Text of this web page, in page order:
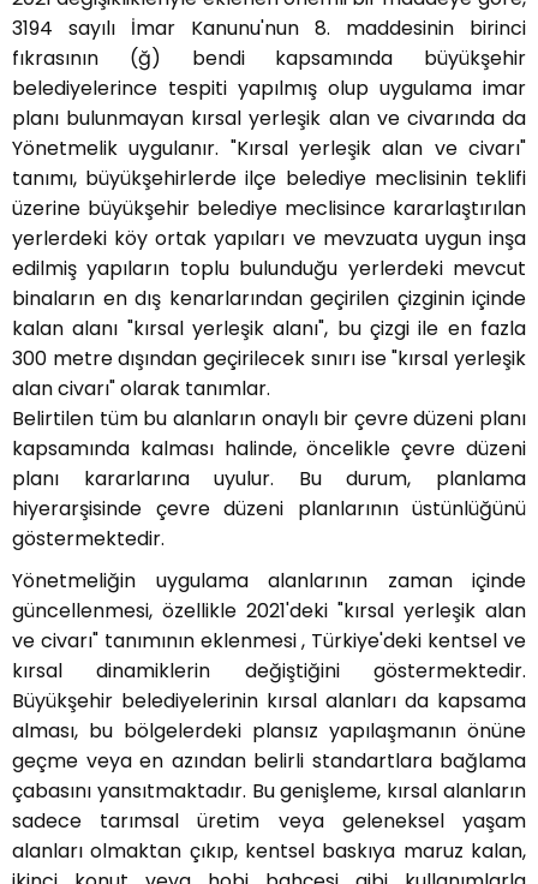
3194 sayılı İmar Kanunu'nun 8. maddesinin birinci
fıkrasının (ğ) bendi kapsamında büyükşehir
belediyelerince tespiti yapılmış olup uygulama imar
planı bulunmayan kırsal yerleşik alan ve civarında da
Yönetmelik uygulanır. "Kırsal yerleşik alan ve civarı"
tanımı, büyükşehirlerde ilçe belediye meclisinin teklifi
üzerine büyükşehir belediye meclisince kararlaştırılan
yerlerdeki köy ortak yapıları ve mevzuata uygun inşa
edilmiş yapıların toplu bulunduğu yerlerdeki mevcut
binaların en dış kenarlarından geçirilen çizginin içinde
kalan alanı "kırsal yerleşik alanı", bu çizgi ile en fazla
300 metre dışından geçirilecek sınırı ise "kırsal yerleşik
alan civarı" olarak tanımlar.
Belirtilen tüm bu alanların onaylı bir çevre düzeni planı
kapsamında kalması halinde, öncelikle çevre düzeni
planı kararlarına uyulur. Bu durum, planlama
hiyerarşisinde çevre düzeni planlarının üstünlüğünü
göstermektedir.
Yönetmeliğin uygulama alanlarının zaman içinde
güncellenmesi, özellikle 2021'deki "kırsal yerleşik alan
ve civarı" tanımının eklenmesi , Türkiye'deki kentsel ve
kırsal dinamiklerin değiştiğini göstermektedir.
Büyükşehir belediyelerinin kırsal alanları da kapsama
alması, bu bölgelerdeki plansız yapılaşmanın önüne
geçme veya en azından belirli standartlara bağlama
çabasını yansıtmaktadır. Bu genişleme, kırsal alanların
sadece tarımsal üretim veya geleneksel yaşam
alanları olmaktan çıkıp, kentsel baskıya maruz kalan,